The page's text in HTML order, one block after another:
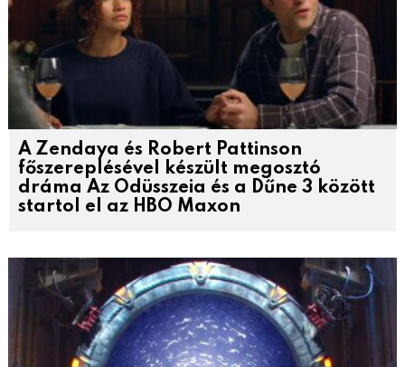
A Zendaya és Robert Pattinson
főszereplésével készült megosztó
dráma Az Odüsszeia és a Dűne 3 között
startol el az HBO Maxon